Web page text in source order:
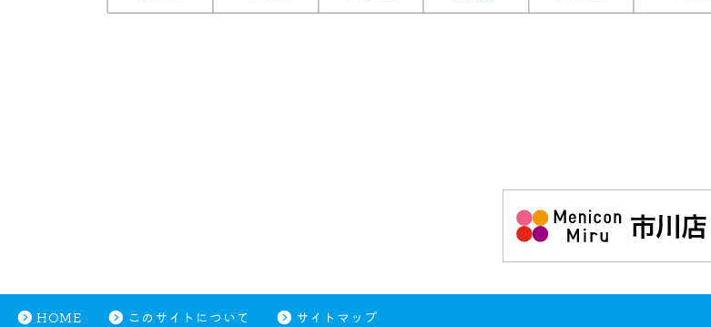
HOME このサイトについて サイトマップ